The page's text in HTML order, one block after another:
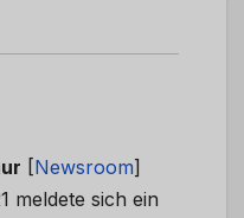
[Newsroom]
meldete sich ein